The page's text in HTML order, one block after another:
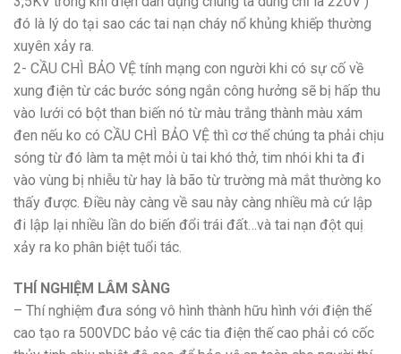
đó là lý do tại sao các tai nạn cháy nổ khủng khiếp thường
xuyên xảy ra.
2- CẦU CHÌ BẢO VỆ tính mạng con người khi có sự cố về
xung điện từ các bước sóng ngắn công hưởng sẽ bị hấp thu
vào lưới có bột than biến nó từ màu trắng thành màu xám
đen nếu ko có CẦU CHÌ BẢO VỆ thì cơ thể chúng ta phải chịu
sóng từ đó làm ta mệt mỏi ù tai khó thở, tim nhói khi ta đi
vào vùng bị nhiễu từ hay là bão từ trường mà mắt thường ko
thấy được. Điều này càng về sau này càng nhiều mà cứ lập
đi lập lại nhiều lần do biến đổi trái đất…và tai nạn đột quị
xảy ra ko phân biệt tuổi tác.
THÍ NGHIỆM LÂM SÀNG
– Thí nghiệm đưa sóng vô hình thành hữu hình với điện thế
cao tạo ra 500VDC bảo vệ các tia điện thế cao phải có cốc